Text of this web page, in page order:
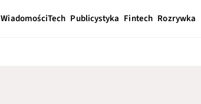
WiadomościTech Publicystyka Fintech Rozrywka